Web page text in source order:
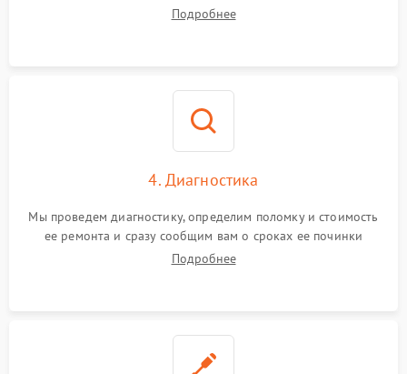
Подробнее
4. Диагностика
Мы проведем диагностику, определим поломку и стоимость
ее ремонта и сразу сообщим вам о сроках ее починки
Подробнее